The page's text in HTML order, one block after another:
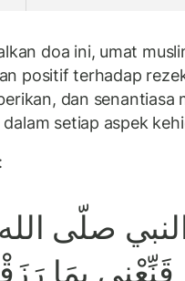
doa ini, umat
positif terhadap
dan senantiasa
setiap aspek
صلّى
بِمَا